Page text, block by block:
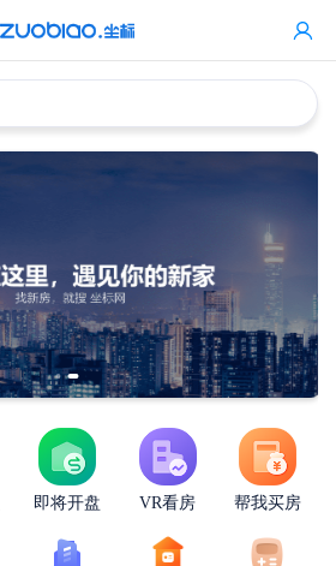
即将开盘 VR看房 帮我买房